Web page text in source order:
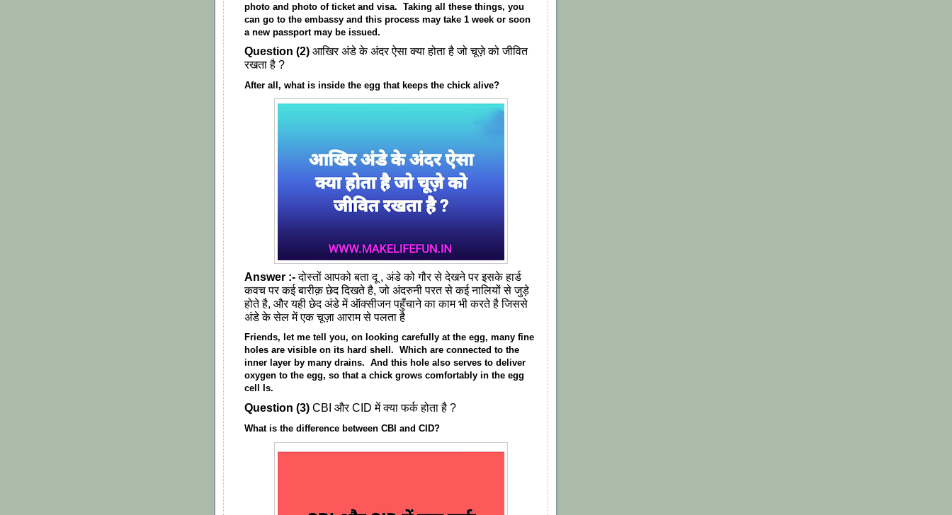
photo and photo of ticket and visa. Taking all these things, you
can go to the embassy and this process may take 1 week or soon
a new passport may be issued.
Question (2) आखिर अंडे के अंदर ऐसा क्या होता है जो चूज़े को जीवित
रखता है ?
After all, what is inside the egg that keeps the chick alive?
Answer :-दोस्तों आपको बता दू , अंडे को गौर से देखने पर इसके हार्ड
कवच पर कई बारीक़ छेद दिखते है, जो अंदरुनी परत से कई नालियों से जुड़े
होते है, और यही छेद अंडे में ऑक्सीजन पहुँचाने का काम भी करते है जिससे
अंडे के सेल में एक चूज़ा आराम से पलता है
Friends, let me tell you, on looking carefully at the egg, many fine
holes are visible on its hard shell. Which are connected to the
inner layer by many drains. And this hole also serves to deliver
oxygen to the egg, so that a chick grows comfortably in the egg
cell Is.
Question (3) CBI और CID में क्या फर्क होता है ?
What is the difference between CBI and CID?